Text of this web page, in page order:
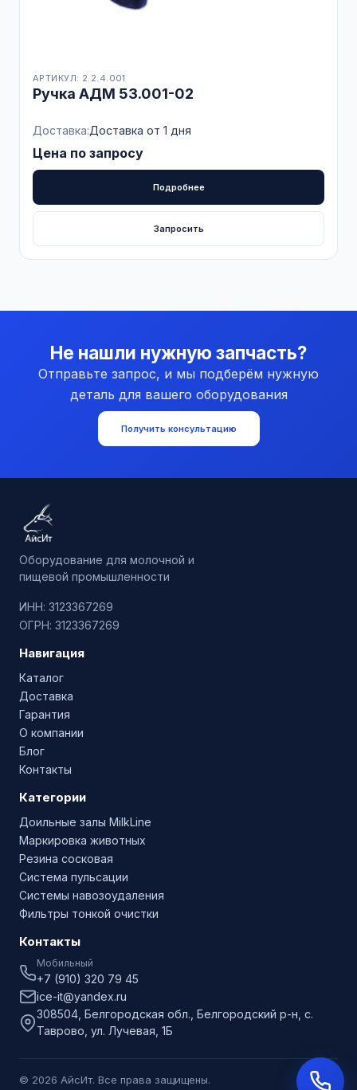
АРТИКУЛ: 2.2.4.001
Ручка АДМ 53.001-02
Доставка:Доставка от 1 дня
Цена по запросу
Подробнее
Запросить
Не нашли нужную запчасть?
Отправьте запрос, и мы подберём нужную
деталь для вашего оборудования
Получить консультацию
Оборудование для молочной и
пищевой промышленности
ИНН: 3123367269
ОГРН: 3123367269
Навигация
Каталог
Доставка
Гарантия
О компании
Блог
Контакты
Категории
Доильные залы MilkLine
Маркировка животных
Резина сосковая
Система пульсации
Системы навозоудаления
Фильтры тонкой очистки
Контакты
Мобильный
+7 (910) 320 79 45
ice-it@yandex.ru
308504, Белгородская обл., Белгородский р-н, с.
Таврово, ул. Лучевая, 1Б
© 2026 АйсИт. Все права защищены.